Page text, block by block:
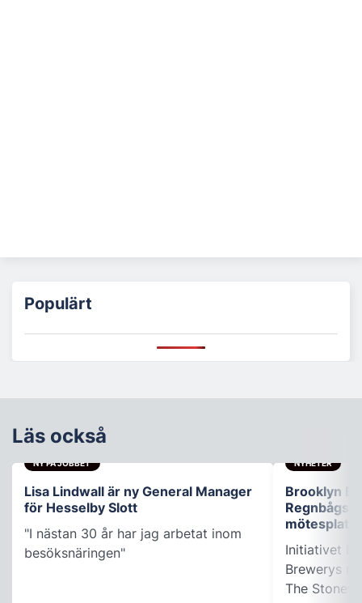
Populärt
Läs också
NY PÅ JOBBET
Lisa Lindwall är ny General Manager
för Hesselby Slott
"I nästan 30 år har jag arbetat inom
besöksnäringen"
NYHETER
Brooklyn
Initiativet
Brewerys
The